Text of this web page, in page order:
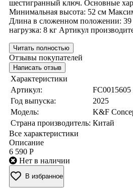
шестигранный ключ. Основные
Минимальная высота: 52 см
Длина в сложенном положении:
нагрузка: 8 кг Артикул
Читать полностью
Отзывы покупателей
Написать отзыв
Характеристики
Артикул:
FC0015605
Год выпуска:
2025
Модель:
K&F
Страна производитель: Китай
Все характеристики
Описание
6 590 Р
Нет в наличии
В избранное